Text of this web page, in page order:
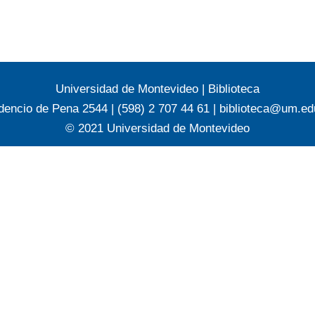
Universidad de Montevideo | Biblioteca
de Pena 2544 | (598) 2 707 44 61 |
© 2021 Universidad de Montevideo